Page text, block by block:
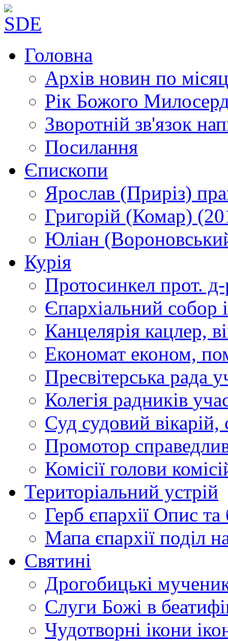
Головна
Архів новин по
Рік Божого
Зворотній зв'язок
Посилання
Єпископи
Ярослав (Приріз)
Григорій (Комар)
Юліан
Курія
Протосинкел прот.
Єпархіальний собор
Канцелярія кацлер,
Економат економ,
Пресвітерська рада
Колегія радників
Суд судовий вікарій,
Промотор
Комісії голови
Територіальний устрій
Герб єпархії Опис та
Мапа єпархії поділ
Святині
Дрогобицькі
Слуги Божі в
Чудотворні ікони